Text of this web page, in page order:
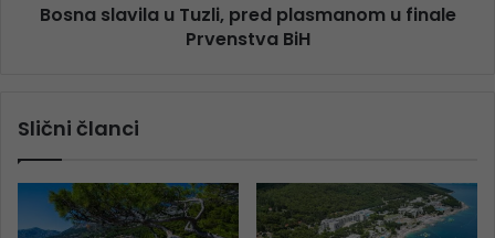
Bosna slavila u Tuzli, pred plasmanom u finale
Prvenstva BiH
Slični članci